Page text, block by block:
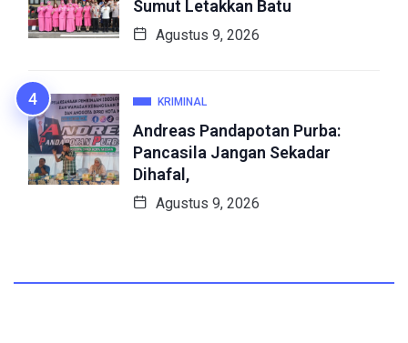
Sumut Letakkan Batu
Agustus 9, 2026
KRIMINAL
Andreas Pandapotan Purba:
Pancasila Jangan Sekadar
Dihafal,
Agustus 9, 2026